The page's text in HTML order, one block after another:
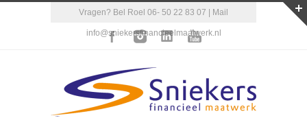
Vragen? Bel Roel 06- 50 22 83 07 | Mail
info@sniekersfinancieelmaatwerk.nl